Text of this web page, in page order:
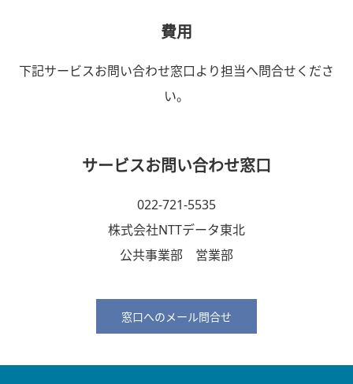
費用
下記サービスお問い合わせ窓口より担当へ問合せくださ
い。
サービスお問い合わせ窓口
022-721-5535
株式会社NTTデータ東北
公共事業部 営業部
窓口へのメール問合せ